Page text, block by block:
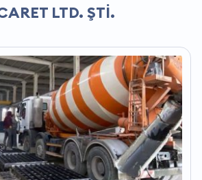
LTD. ŞTİ.